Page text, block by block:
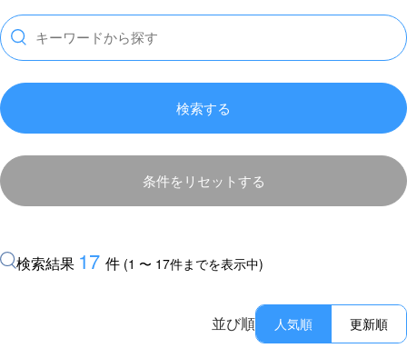
検索する
条件をリセットする
検索結果 17 件 (1 〜 17件までを表示中)
並び順 人気順 更新順